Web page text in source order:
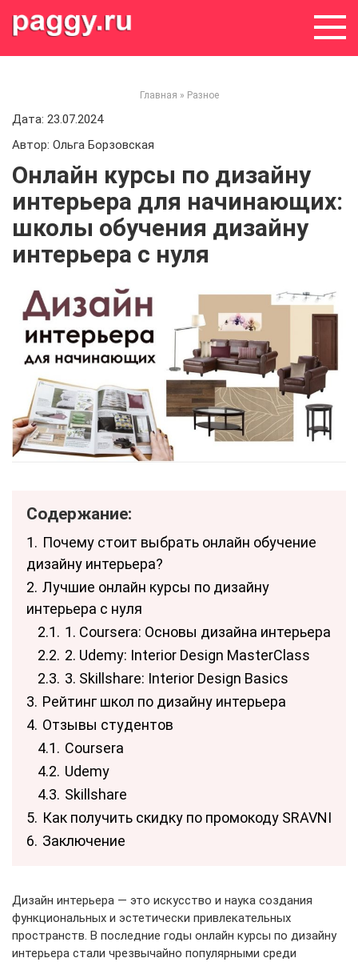
Главная » Разное
Дата: 23.07.2024
Автор: Ольга Борзовская
Онлайн курсы по дизайну
интерьера для начинающих:
школы обучения дизайну
интерьера с нуля
Содержание:
1. Почему стоит выбрать онлайн обучение
дизайну интерьера?
2. Лучшие онлайн курсы по дизайну
интерьера с нуля
2.1. 1. Coursera: Основы дизайна интерьера
2.2. 2. Udemy: Interior Design MasterClass
2.3. 3. Skillshare: Interior Design Basics
3. Рейтинг школ по дизайну интерьера
4. Отзывы студентов
4.1. Coursera
4.2. Udemy
4.3. Skillshare
5. Как получить скидку по промокоду SRAVNI
6. Заключение
Дизайн интерьера — это искусство и наука создания
функциональных и эстетически привлекательных
пространств. В последние годы онлайн курсы по дизайну
интерьера стали чрезвычайно популярными среди